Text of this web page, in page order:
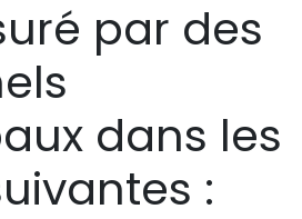
par des
dans les
: